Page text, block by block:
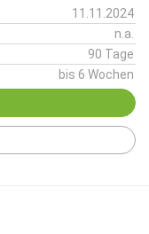
11.11.2024
n.a.
90 Tage
bis 6 Wochen